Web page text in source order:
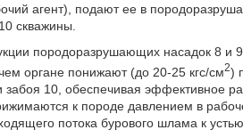
агент), подают ее в
скважины.
породоразрушающих насадок 8 и
органе понижают (до 20-25 кгс/см2)
10, обеспечивая эффективное
к породе давлением в
потока бурового шлама к